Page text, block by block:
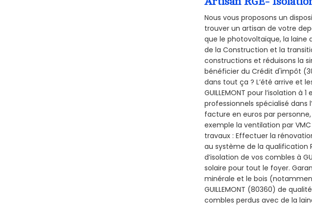
Nous vous proposons un
trouver un artisan de votre
que le photovoltaïque, la laine
de la Construction et la
constructions et réduisons la
bénéficier du Crédit d'impôt
dans tout ça ? L’été arrive et
GUILLEMONT pour l’isolation
professionnels spécialisé dans
facture en euros par
exemple la ventilation par
travaux : Effectuer la
au système de la qualification
d’isolation de vos combles à
solaire pour tout le foyer.
minérale et le bois
GUILLEMONT (80360) de
combles perdus avec de la